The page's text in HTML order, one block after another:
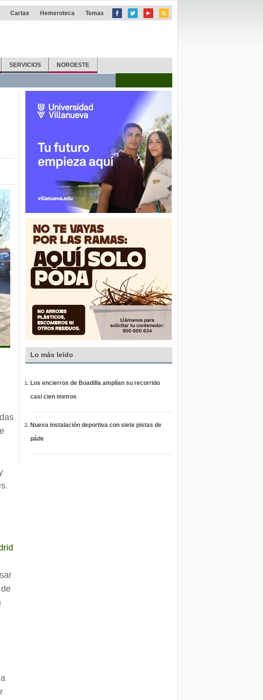
Cartas Hemeroteca Temas
SERVICIOS NOROESTE
Lo más leído
Los encierros de Boadilla amplían su recorrido
casi cien metros
Nueva instalación deportiva con siete pistas de
páde